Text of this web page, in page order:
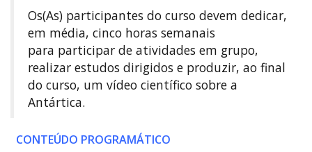
Os(As) participantes do curso devem dedicar,
em média, cinco horas semanais
para participar de atividades em grupo,
realizar estudos dirigidos e produzir, ao final
do curso, um vídeo científico sobre a
Antártica.
CONTEÚDO PROGRAMÁTICO